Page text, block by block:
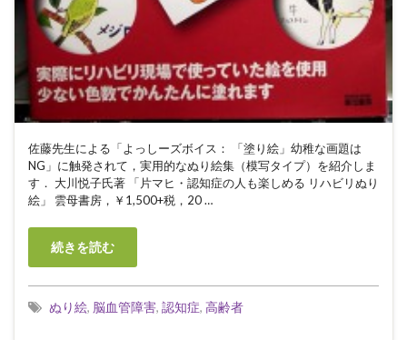
佐藤先生による「よっしーズボイス： 「塗り絵」幼稚な画題は
NG」に触発されて，実用的なぬり絵集（模写タイプ）を紹介しま
す． 大川悦子氏著 「片マヒ・認知症の人も楽しめる リハビリぬり
絵」 雲母書房，￥1,500+税，20 …
続きを読む
ぬり絵, 脳血管障害, 認知症, 高齢者